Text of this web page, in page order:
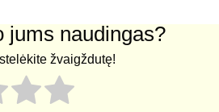
jums naudingas?
žvaigždutę!